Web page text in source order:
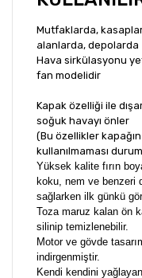
Mutfaklarda,
alanlarda, depolarda
Hava sirkülasyonu
fan modelidir
Kapak özelliği ile
soğuk havayı önler
(Bu özellikler kapağın
kullanılmaması
Yüksek kalite fırın
koku, nem ve benzeri
sağlarken ilk günkü
Toza maruz kalan ön
silinip temizlenebilir.
Motor ve gövde
indirgenmiştir.
Kendi kendini